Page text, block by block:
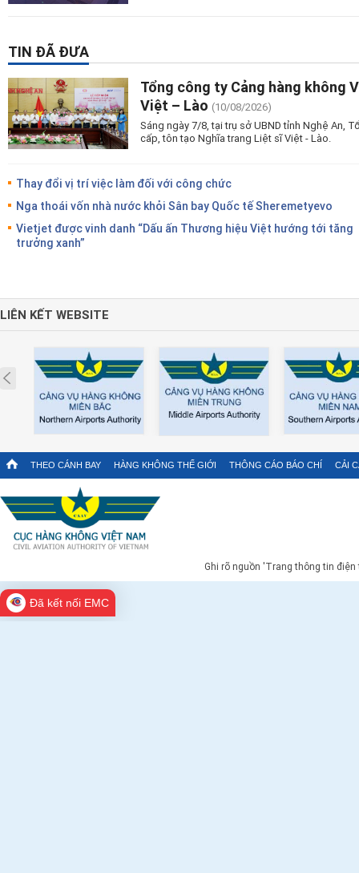
TIN ĐÃ ĐƯA
Tổng công ty Cảng hàng không
Việt – Lào (10/08/2026)
Sáng ngày 7/8, tại trụ sở UBND tỉnh Nghệ An,
cấp, tôn tạo Nghĩa trang Liệt sĩ Việt - Lào.
Thay đổi vị trí việc làm đối với công chức
Nga thoái vốn nhà nước khỏi Sân bay Quốc tế Sheremetyevo
Vietjet được vinh danh “Dấu ấn Thương hiệu Việt hướng tới tăng
trưởng xanh”
LIÊN KẾT WEBSITE
Prev
THEO CÁNH BAY HÀNG KHÔNG THẾ GIỚI THÔNG CÁO BÁO CHÍ CẢI
Ghi rõ nguồn 'Trang thông tin
Đã kết nối EMC